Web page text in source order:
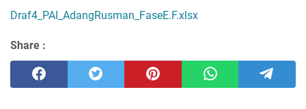
Draf4_PAI_AdangRusman_FaseE.F.xlsx
Share :